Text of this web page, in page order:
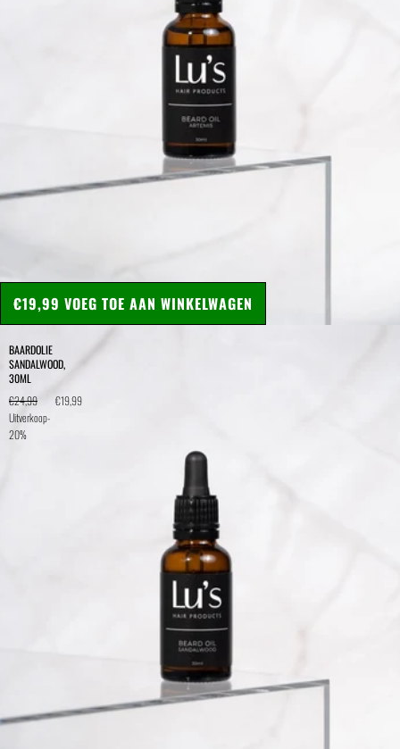
BAARDOLIE
SANDALWOOD,
30ML
€24,99
€19,99
Uitverkoop-
20%
€19,99 VOEG TOE AAN WINKELWAGEN